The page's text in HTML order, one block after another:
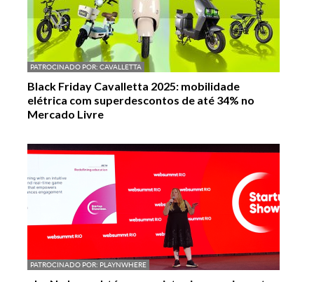
PATROCINADO POR: CAVALLETTA
Black Friday Cavalletta 2025: mobilidade
elétrica com superdescontos de até 34% no
Mercado Livre
PATROCINADO POR: PLAYNWHERE